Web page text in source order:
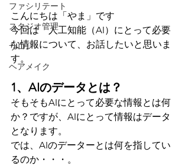
ファシリテート
スタジオ管理
サロン
ヘアメイク
こんにちは「やま」です
今回は　人工知能（AI）にとって必要
な情報について、お話したいと思いま
す。
1、AIのデータとは？
そもそもAIにとって必要な情報とは何
か？ですが、AIにとって情報はデータ
となります。
では、AIのデーターとは何を指してい
るのか・・・。